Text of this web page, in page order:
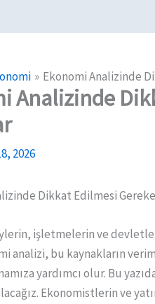
Ekonomi Analizinde
Analizinde
2026
Dikkat Edilmesi
işletmelerin ve
analizi, bu kaynakların
yardımcı olur. Bu
Ekonomistlerin ve